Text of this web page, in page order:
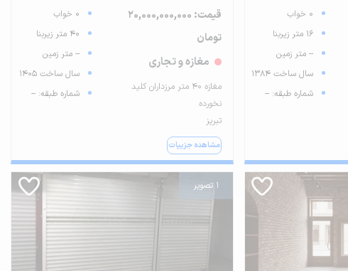
0 خواب
16 متر زیربنا
-- متر زمین
سال ساخت 1384
شماره طبقه: --
قیمت: 20,000,000,000
تومان
مغازه و تجاری
مغازه ۴۰ متر مرزداران کلید
نخورده
تبریز
مشاهده جزییات
0 خواب
40 متر زیربنا
-- متر زمین
سال ساخت 1405
شماره طبقه: --
1 تصویر